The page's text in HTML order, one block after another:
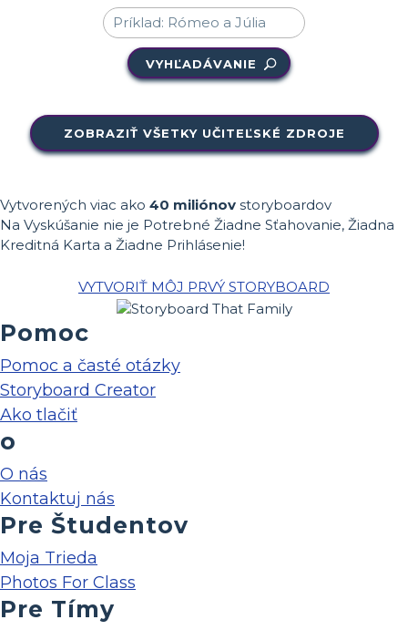
VYHĽADÁVANIE
ZOBRAZIŤ VŠETKY UČITEĽSKÉ ZDROJE
Vytvorených viac ako 40 miliónov storyboardov
Na Vyskúšanie nie je Potrebné Žiadne Sťahovanie, Žiadna
Kreditná Karta a Žiadne Prihlásenie!
VYTVORIŤ MÔJ PRVÝ STORYBOARD
Pomoc
Pomoc a časté otázky
Storyboard Creator
Ako tlačiť
o
O nás
Kontaktuj nás
Pre Študentov
Moja Trieda
Photos For Class
Pre Tímy